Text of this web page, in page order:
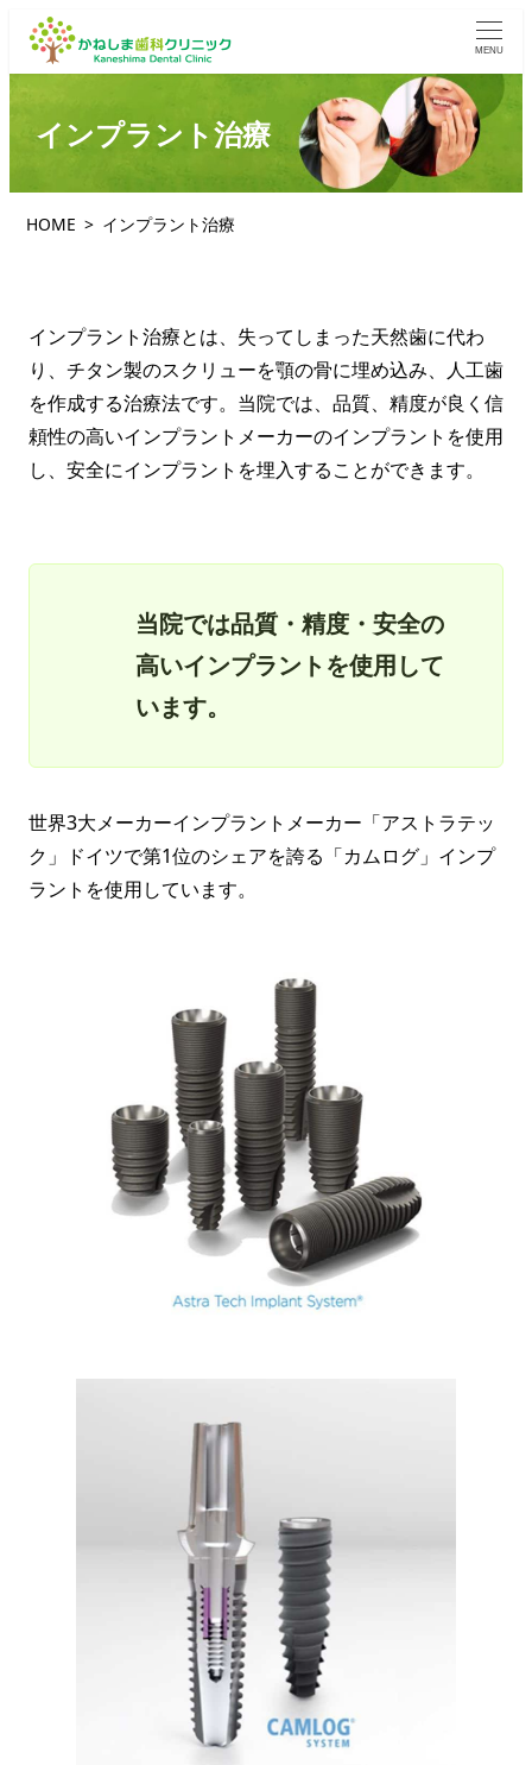
MENU
インプラント治療
HOME インプラント治療
インプラント治療とは、失ってしまった天然歯に代わ
り、チタン製のスクリューを顎の骨に埋め込み、人工歯
を作成する治療法です。当院では、品質、精度が良く信
頼性の高いインプラントメーカーのインプラントを使用
し、安全にインプラントを埋入することができます。
当院では品質・精度・安全の
高いインプラントを使用して
います。
世界3大メーカーインプラントメーカー「アストラテッ
ク」ドイツで第1位のシェアを誇る「カムログ」インプ
ラントを使用しています。